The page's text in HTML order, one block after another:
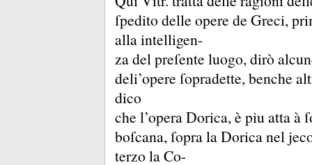
ſpedito delle opere de Greci,
alla intelligen-
za del preſente luogo, dirò
deli’opere ſopradette, benche
dico
che l’opera Dorica, è piu atta à
boſcana, ſopra la Dorica nel
terzo la Co-